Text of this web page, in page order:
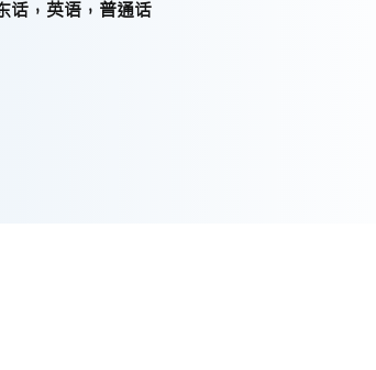
话，英语，普通话